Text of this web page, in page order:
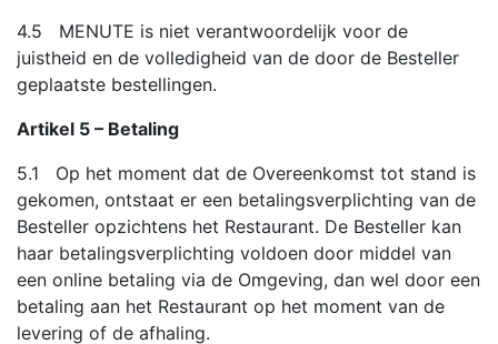
4.5 MENUTE is niet verantwoordelijk voor de
juistheid en de volledigheid van de door de Besteller
geplaatste bestellingen.
Artikel 5 – Betaling
5.1 Op het moment dat de Overeenkomst tot stand is
gekomen, ontstaat er een betalingsverplichting van de
Besteller opzichtens het Restaurant. De Besteller kan
haar betalingsverplichting voldoen door middel van
een online betaling via de Omgeving, dan wel door een
betaling aan het Restaurant op het moment van de
levering of de afhaling.